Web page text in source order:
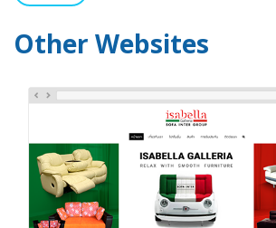
Other Websites